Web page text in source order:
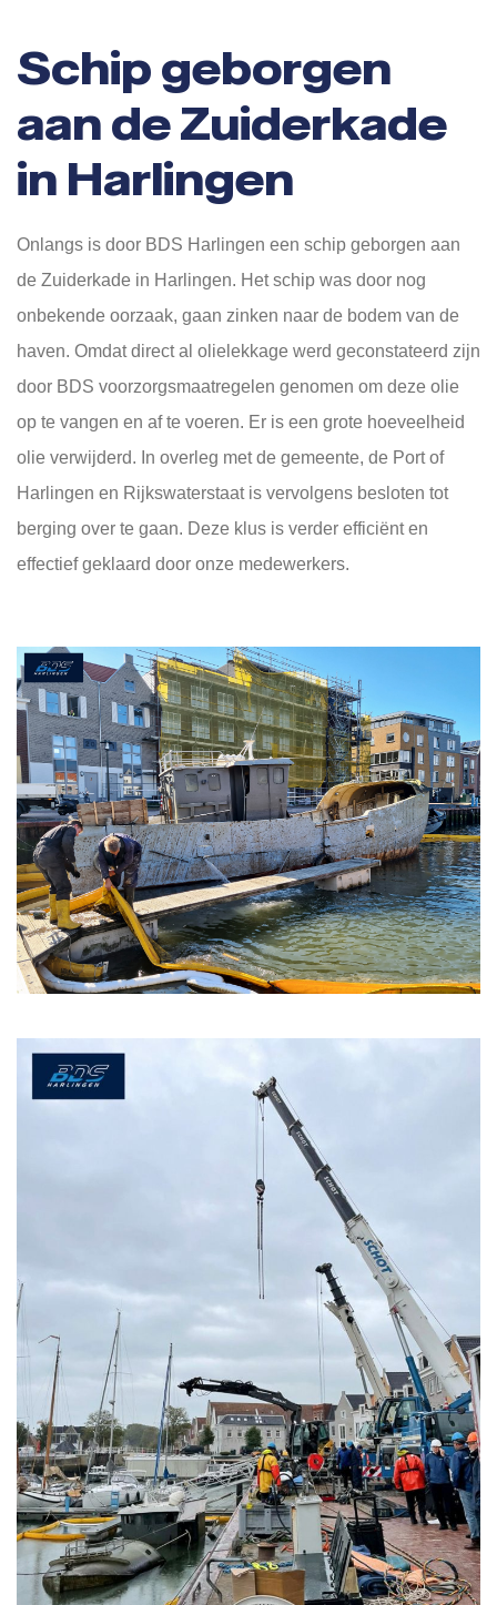
Schip geborgen
aan de Zuiderkade
in Harlingen
Onlangs is door BDS Harlingen een schip geborgen aan
de Zuiderkade in Harlingen. Het schip was door nog
onbekende oorzaak, gaan zinken naar de bodem van de
haven. Omdat direct al olielekkage werd geconstateerd zijn
door BDS voorzorgsmaatregelen genomen om deze olie
op te vangen en af te voeren. Er is een grote hoeveelheid
olie verwijderd. In overleg met de gemeente, de Port of
Harlingen en Rijkswaterstaat is vervolgens besloten tot
berging over te gaan. Deze klus is verder efficiënt en
effectief geklaard door onze medewerkers.